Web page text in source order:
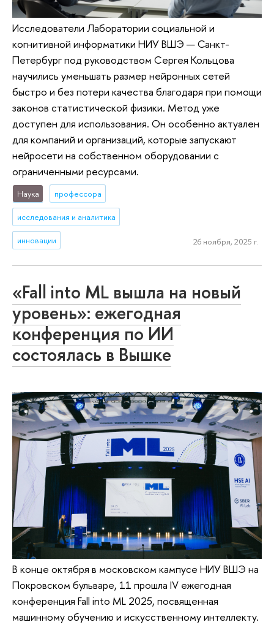
Исследователи Лаборатории социальной и
когнитивной информатики НИУ ВШЭ — Санкт-
Петербург под руководством Сергея Кольцова
научились уменьшать размер нейронных сетей
быстро и без потери качества благодаря при помощи
законов статистической физики. Метод уже
доступен для использования. Он особенно актуален
для компаний и организаций, которые запускают
нейросети на собственном оборудовании с
ограниченными ресурсами.
Наука профессора
исследования и аналитика
инновации 26 ноября, 2025 г.
«Fall into ML вышла на новый
уровень»: ежегодная
конференция по ИИ
состоялась в Вышке
В конце октября в московском кампусе НИУ ВШЭ на
Покровском бульваре, 11 прошла IV ежегодная
конференция Fall into ML 2025, посвященная
машинному обучению и искусственному интеллекту.